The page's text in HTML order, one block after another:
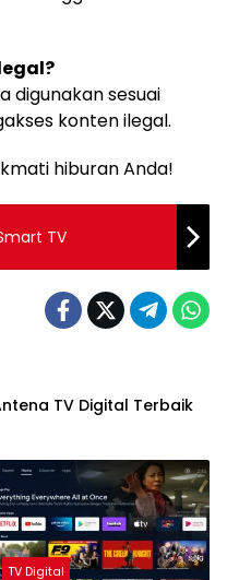
digunakan sesuai
konten ilegal.
hiburan Anda!
TV
TV Digital Terbaik
TV Digital